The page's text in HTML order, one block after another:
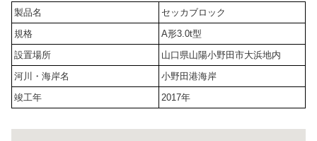
製品名
セッカブロック
規格
A形3.0t型
設置場所
山口県山陽小野田市大浜地内
河川・海岸名
小野田港海岸
竣工年
2017年